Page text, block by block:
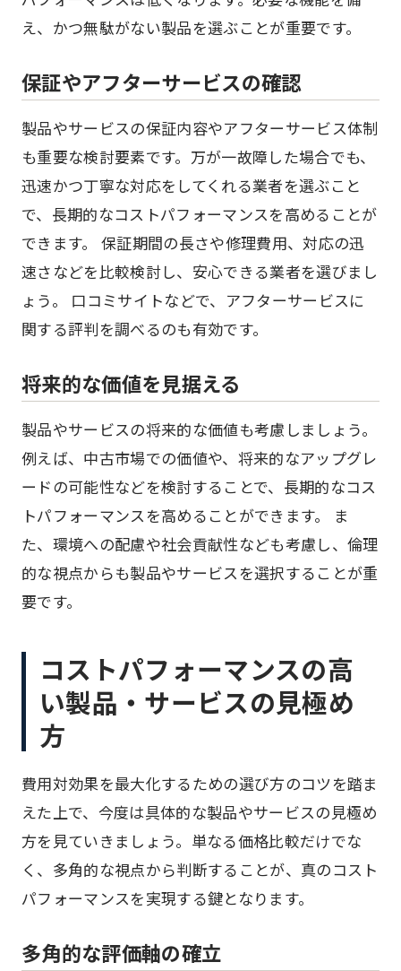
え、かつ無駄がない製品を選ぶことが重要です。
保証やアフターサービスの確認
製品やサービスの保証内容やアフターサービス体制
も重要な検討要素です。万が一故障した場合でも、
迅速かつ丁寧な対応をしてくれる業者を選ぶこと
で、長期的なコストパフォーマンスを高めることが
できます。 保証期間の長さや修理費用、対応の迅
速さなどを比較検討し、安心できる業者を選びまし
ょう。 口コミサイトなどで、アフターサービスに
関する評判を調べるのも有効です。
将来的な価値を見据える
製品やサービスの将来的な価値も考慮しましょう。
例えば、中古市場での価値や、将来的なアップグレ
ードの可能性などを検討することで、長期的なコス
トパフォーマンスを高めることができます。 ま
た、環境への配慮や社会貢献性なども考慮し、倫理
的な視点からも製品やサービスを選択することが重
要です。
コストパフォーマンスの高
い製品・サービスの見極め
方
費用対効果を最大化するための選び方のコツを踏ま
えた上で、今度は具体的な製品やサービスの見極め
方を見ていきましょう。単なる価格比較だけでな
く、多角的な視点から判断することが、真のコスト
パフォーマンスを実現する鍵となります。
多角的な評価軸の確立